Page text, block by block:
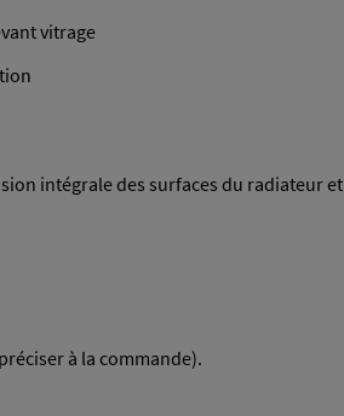
vitrage
intégrale des surfaces du radiateur et
à la commande).